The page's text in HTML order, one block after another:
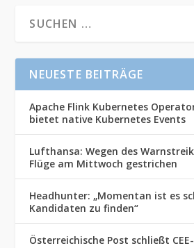
NEUESTE BEITRÄGE
Apache Flink Kubernetes
bietet native Kubernetes Events
Lufthansa: Wegen des
Flüge am Mittwoch gestrichen
Headhunter: „Momentan ist es
Kandidaten zu finden“
Österreichische Post schließt